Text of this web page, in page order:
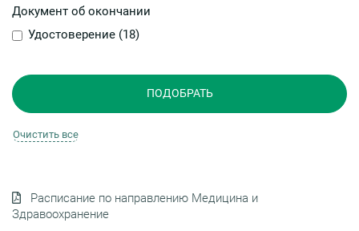
Документ об окончании
Удостоверение (18)
Расписание по направлению Медицина и
Здравоохранение